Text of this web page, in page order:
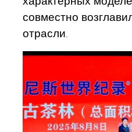
совместно
отрасли.